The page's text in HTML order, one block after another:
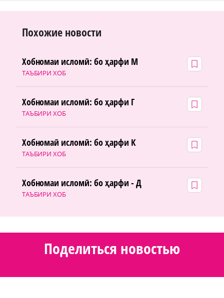
Похожие новости
ТАЪБИРИ ХОБ
Хобномаи исломӣ: бо ҳарфи М
ТАЪБИРИ ХОБ
Хобномаи исломӣ: бо ҳарфи Г
ТАЪБИРИ ХОБ
Хобномаӣ исломӣ: бо ҳарфи К
ТАЪБИРИ ХОБ
Хобномаи исломӣ: бо ҳарфи - Д
Поделиться новостью